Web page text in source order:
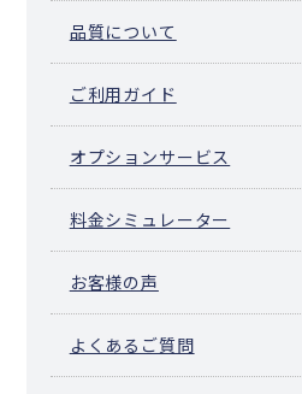
品質について
ご利用ガイド
オプションサービス
料金シミュレーター
お客様の声
よくあるご質問